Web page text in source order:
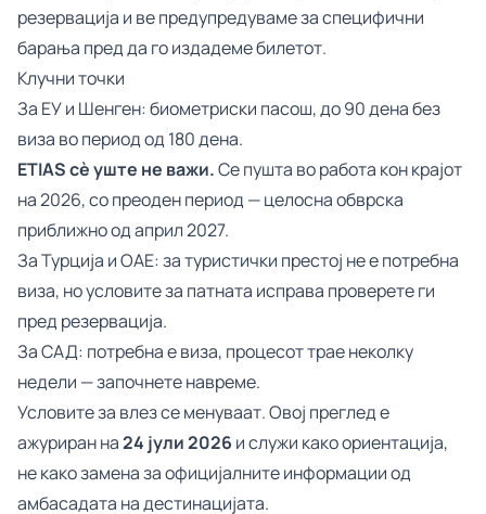
резервација и ве предупредуваме за специфични
барања пред да го издадеме билетот.
Клучни точки
За ЕУ и Шенген: биометриски пасош, до 90 дена без
виза во период од 180 дена.
ETIAS сè уште не важи.Се пушта во работа кон крајот
на 2026, со преоден период — целосна обврска
приближно од април 2027.
За Турција и ОАЕ: за туристички престој не е потребна
виза, но условите за патната исправа проверете ги
пред резервација.
За САД: потребна е виза, процесот трае неколку
недели — започнете навреме.
Условите за влез се менуваат. Овој преглед е
ажуриран на24 јули 2026 и служи како ориентација,
не како замена за официјалните информации од
амбасадата на дестинацијата.